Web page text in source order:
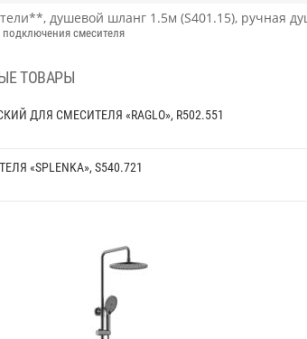
душевой шланг 1.5м (S401.15), ручная
смесителя
ТОВАРЫ
ДЛЯ СМЕСИТЕЛЯ «RAGLO», R502.551
«SPLENKA», S540.721